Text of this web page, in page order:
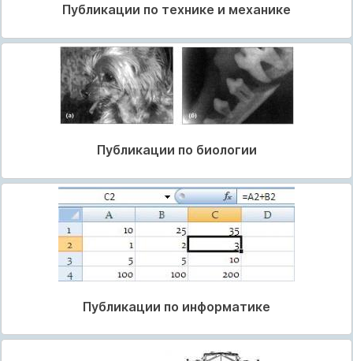
Публикации по технике и механике
Публикации по биологии
Публикации по информатике